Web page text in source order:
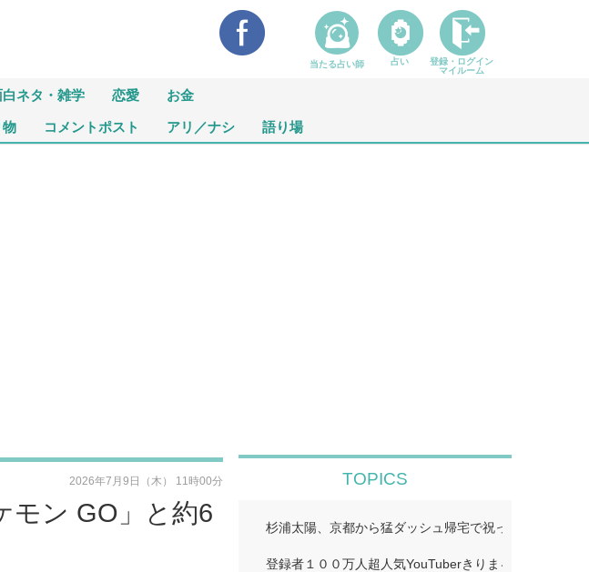
白ネタ・雑学 恋愛 お金
物 コメントポスト アリ／ナシ 語り場
モン GO」と約6
2026年7月9日（木） 11時00分 TOPICS
杉浦太陽、京都から猛ダッシュ帰宅で祝った夢空ちゃ
登録者１００万人超人気YouTuberきりまる、婚約者と
当たる占い師 占い
登録・ログイン
マイルーム